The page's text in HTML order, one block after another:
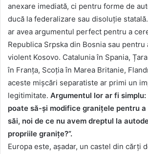
anexare imediată, ci pentru forme de
ducă la federalizare sau disoluție
ar avea argumentul perfect pentru a
Republica Srpska din Bosnia sau pentru
violent Kosovo. Catalunia în Spania,
în Franța, Scoția în Marea Britanie,
aceste mișcări separatiste ar primi un
legitimitate. Argumentul lor ar fi simplu:
poate să-și modifice granițele pentru
săi, noi de ce nu avem dreptul la
propriile granițe?”.
Europa este, așadar, un castel din cărți